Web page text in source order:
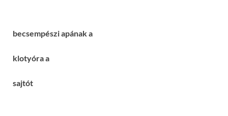
becsempészi apának a
klotyóra a
sajtót